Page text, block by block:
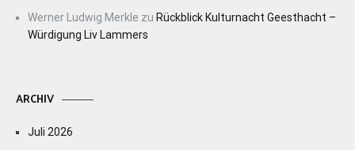
Werner Ludwig Merkle zu Rückblick Kulturnacht Geesthacht –
Würdigung Liv Lammers
ARCHIV
Juli 2026